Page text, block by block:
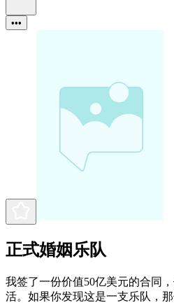
•••
正式婚姻乐队
我签了一份价值50亿美元的合同
活。如果你发现这是一支乐队，那